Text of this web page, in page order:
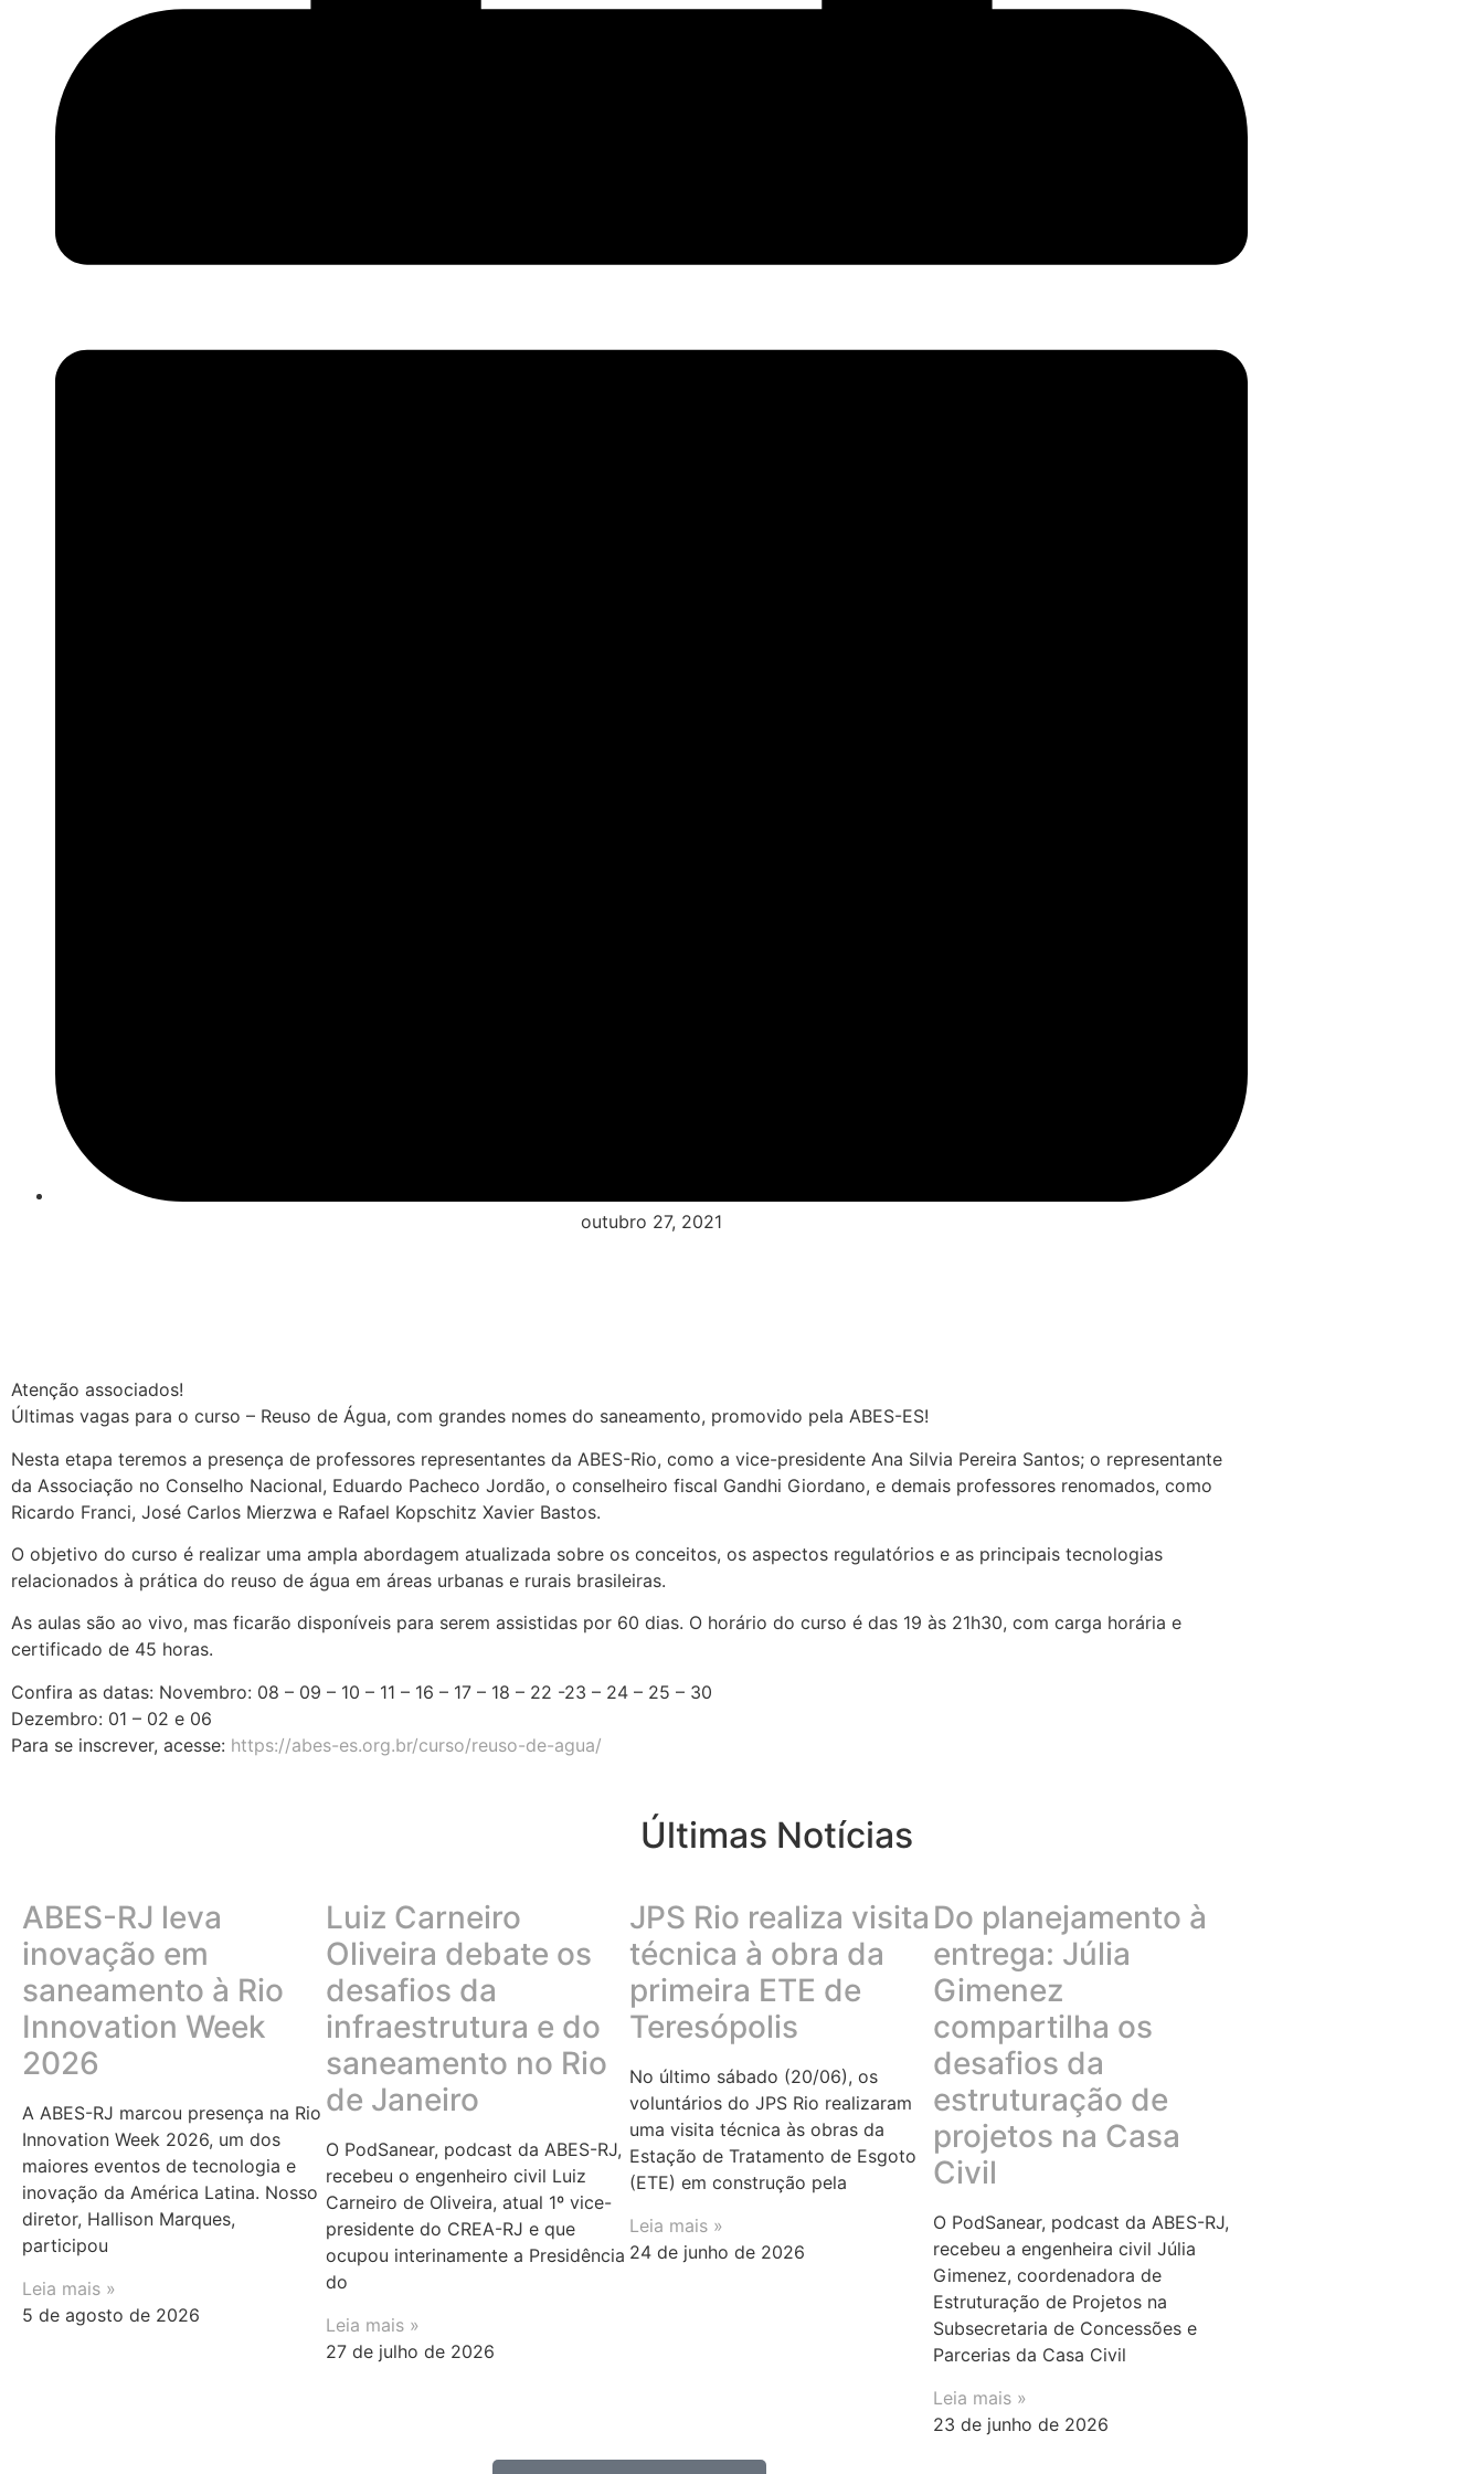
outubro 27, 2021
Atenção associados!
Últimas vagas para o curso – Reuso de Água, com grandes nomes do saneamento, promovido pela ABES-ES!
Nesta etapa teremos a presença de professores representantes da ABES-Rio, como a vice-presidente Ana Silvia Pereira Santos; o representante
da Associação no Conselho Nacional, Eduardo Pacheco Jordão, o conselheiro fiscal Gandhi Giordano, e demais professores renomados, como
Ricardo Franci, José Carlos Mierzwa e Rafael Kopschitz Xavier Bastos.
O objetivo do curso é realizar uma ampla abordagem atualizada sobre os conceitos, os aspectos regulatórios e as principais tecnologias
relacionados à prática do reuso de água em áreas urbanas e rurais brasileiras.
As aulas são ao vivo, mas ficarão disponíveis para serem assistidas por 60 dias. O horário do curso é das 19 às 21h30, com carga horária e
certificado de 45 horas.
Confira as datas: Novembro: 08 – 09 – 10 – 11 – 16 – 17 – 18 – 22 -23 – 24 – 25 – 30
Dezembro: 01 – 02 e 06
Para se inscrever, acesse: https://abes-es.org.br/curso/reuso-de-agua/
Últimas Notícias
ABES-RJ leva
inovação em
saneamento à Rio
Innovation Week
2026
A ABES-RJ marcou presença na Rio
Innovation Week 2026, um dos
maiores eventos de tecnologia e
inovação da América Latina. Nosso
diretor, Hallison Marques,
participou
Leia mais »
5 de agosto de 2026
Luiz Carneiro
Oliveira debate os
desafios da
infraestrutura e do
saneamento no Rio
de Janeiro
O PodSanear, podcast da ABES-RJ,
recebeu o engenheiro civil Luiz
Carneiro de Oliveira, atual 1º vice-
presidente do CREA-RJ e que
ocupou interinamente a Presidência
do
Leia mais »
27 de julho de 2026
JPS Rio realiza visita
técnica à obra da
primeira ETE de
Teresópolis
No último sábado (20/06), os
voluntários do JPS Rio realizaram
uma visita técnica às obras da
Estação de Tratamento de Esgoto
(ETE) em construção pela
Leia mais »
24 de junho de 2026
Do planejamento à
entrega: Júlia
Gimenez
compartilha os
desafios da
estruturação de
projetos na Casa
Civil
O PodSanear, podcast da ABES-RJ,
recebeu a engenheira civil Júlia
Gimenez, coordenadora de
Estruturação de Projetos na
Subsecretaria de Concessões e
Parcerias da Casa Civil
Leia mais »
23 de junho de 2026